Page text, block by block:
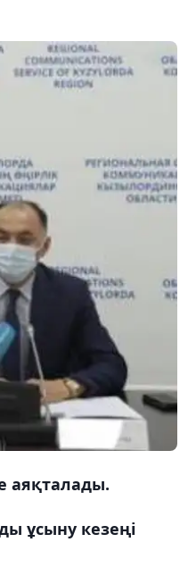
аяқталады.
ұсыну кезеңі